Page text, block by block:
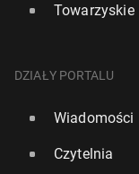
Towarzyskie
DZIAŁY PORTALU
Wiadomości
Czytelnia